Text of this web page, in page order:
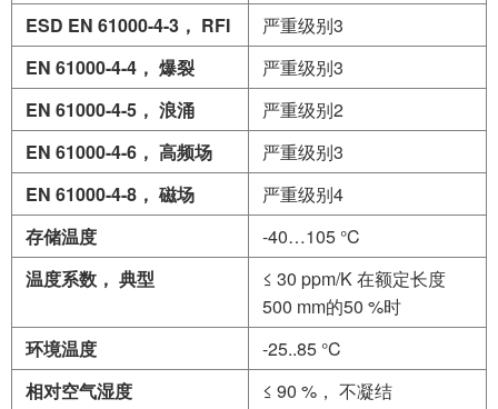
ESD EN 61000-4-3 ， RFI
严重级别3
EN 61000-4-4 ， 爆裂
严重级别3
EN 61000-4-5 ， 浪涌
严重级别2
EN 61000-4-6 ， 高频场
严重级别3
EN 61000-4-8 ， 磁场
严重级别4
存储温度
-40…105 °C
温度系数， 典型
≤ 30 ppm/K 在额定长度
500 mm的50 %时
环境温度
-25..85 °C
相对空气湿度
≤ 90 %， 不凝结